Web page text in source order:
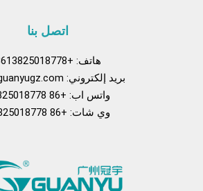
اتصل بنا
هاتف: +8613825018778
بريد إلكتروني:
واتس اب: +86 13825018778
وي شات: +86 13825018778